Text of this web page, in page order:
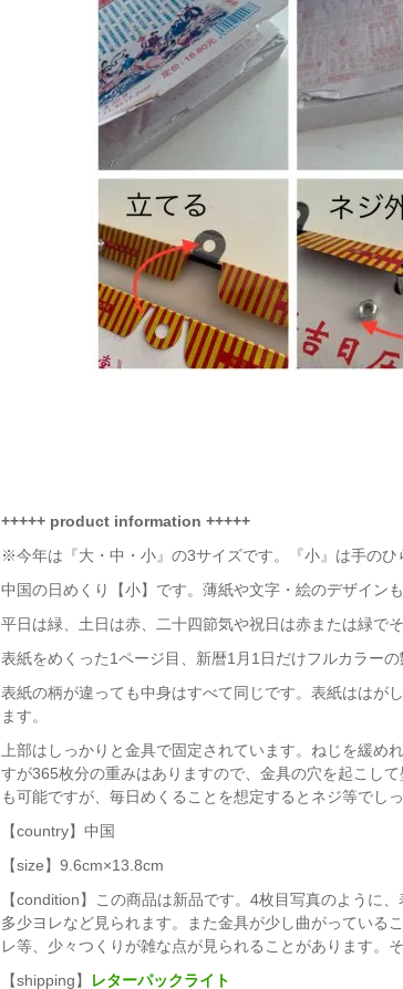
+++++ product information +++++
※今年は『大・中・小』の3サイズです。『小』は手のひ
中国の日めくり【小】です。薄紙や文字・絵のデザイン
平日は緑、土日は赤、二十四節気や祝日は赤または緑で
表紙をめくった1ページ目、新暦1月1日だけフルカラー
表紙の柄が違っても中身はすべて同じです。表紙ははが
ます。
上部はしっかりと金具で固定されています。ねじを緩め
すが365枚分の重みはありますので、金具の穴を起こし
も可能ですが、毎日めくることを想定するとネジ等でし
【country】中国
【size】9.6cm×13.8cm
【condition】この商品は新品です。4枚目写真のように
多少ヨレなど見られます。また金具が少し曲がっている
レ等、少々つくりが雑な点が見られることがあります。
【shipping】
レターパックライト